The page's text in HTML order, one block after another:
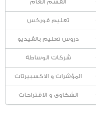
القسم العام
تعليم فوركس
دروس تعليم بالفيديو
شركات الوساطة
المؤشرات و الاكسبيرتات
الشكاوى و الاقتراحات